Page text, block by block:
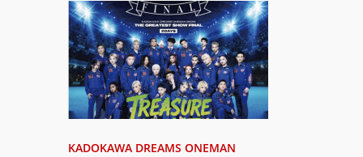
KADOKAWA DREAMS ONEMAN